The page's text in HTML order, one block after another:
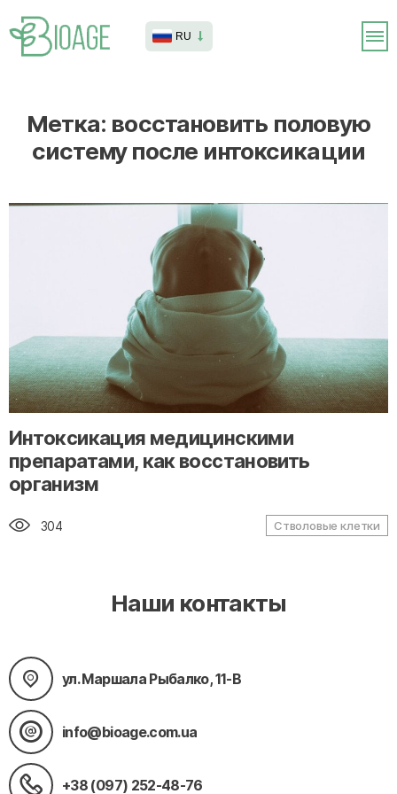
RU
Метка: восстановить половую
систему после интоксикации
" alt="loading" class="img-responsive"/>
Интоксикация медицинскими
препаратами, как восстановить
организм
304 Стволовые клетки
Наши контакты
ул. Маршала Рыбалко, 11-В
info@bioage.com.ua
+38 (097) 252-48-76